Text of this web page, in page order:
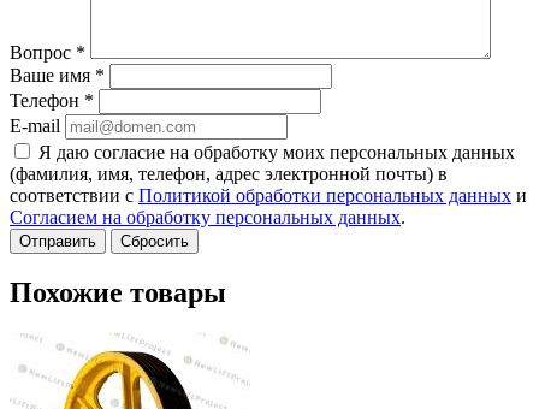
Вопрос *
Ваше имя *
Телефон *
E-mail
Я даю согласие на обработку моих персональных данных
(фамилия, имя, телефон, адрес электронной почты) в
соответствии с Политикой обработки персональных данных и
Согласием на обработку персональных данных.
Сбросить
Похожие товары